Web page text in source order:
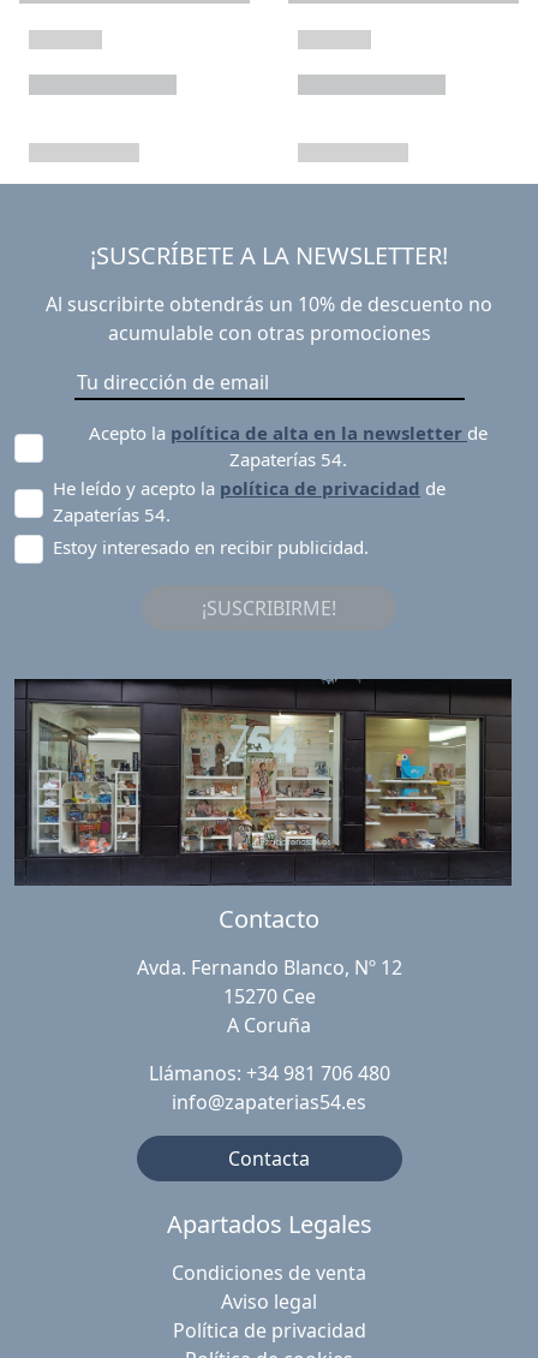
¡SUSCRÍBETE A LA NEWSLETTER!
Al suscribirte obtendrás un 10% de descuento no
acumulable con otras promociones
Acepto la política de alta en la newsletter de
Zapaterías 54.
He leído y acepto la política de privacidad de
Zapaterías 54.
Estoy interesado en recibir publicidad.
¡SUSCRIBIRME!
Contacto
Avda. Fernando Blanco, Nº 12
15270 Cee
A Coruña
Llámanos: +34 981 706 480
info@zapaterias54.es
Contacta
Apartados Legales
Condiciones de venta
Aviso legal
Política de privacidad